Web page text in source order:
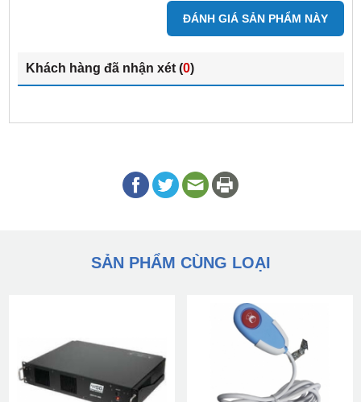
ĐÁNH GIÁ SẢN PHẨM NÀY
Khách hàng đã nhận xét (0)
SẢN PHẨM CÙNG LOẠI